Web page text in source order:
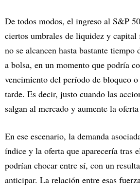
De todos modos, el ingreso al S&P
ciertos umbrales de liquidez y capital
no se alcancen hasta bastante tiempo
a bolsa, en un momento que podría
vencimiento del período de bloqueo
tarde. Es decir, justo cuando las
salgan al mercado y aumente la
En ese escenario, la demanda
índice y la oferta que aparecería tras
podrían chocar entre sí, con un
anticipar. La relación entre esas